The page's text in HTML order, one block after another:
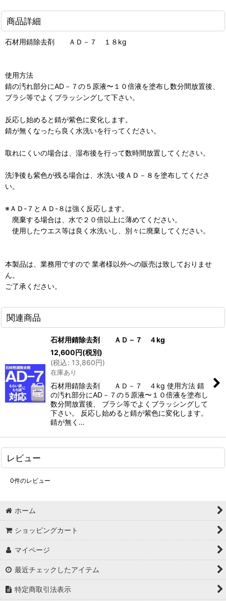
商品詳細
石材用錆除去剤 ＡＤ－７ １８kg
使用方法
錆の汚れ部分にAD－７の５原液〜１０倍液を塗布し数分間放置後、
ブラシ等でよくブラッシングして下さい。
反応し始めると錆が紫色に変化します。
錆が無くなったら良く水洗いを行ってください。
取れにくいの場合は、湿布後を行って数時間放置してください。
洗浄後も紫色が残る場合は、水洗い後ＡＤ－８を塗布してくださ
い。
※ＡＤ-７とＡＤ-８は強く反応します。
廃棄する場合は、水で２０倍以上に薄めてください。
使用したウエス等は良く水洗いし、別々に廃棄してください。
本製品は、業務用ですので 業者様以外への販売は致しておりませ
ん。
ご了承ください。
関連商品
石材用錆除去剤 ＡＤ－７ ４kg
12,600円(税別)
(税込: 13,860円)
在庫あり
石材用錆除去剤 ＡＤ－７ ４kg 使用方法 錆
の汚れ部分にAD－７の５原液〜１０倍液を塗布し
数分間放置後、 ブラシ等でよくブラッシングして
下さい。 反応し始めると錆が紫色に変化します。
錆が無く…
レビュー
0件のレビュー
ホーム
ショッピングカート
マイページ
最近チェックしたアイテム
特定商取引法表示